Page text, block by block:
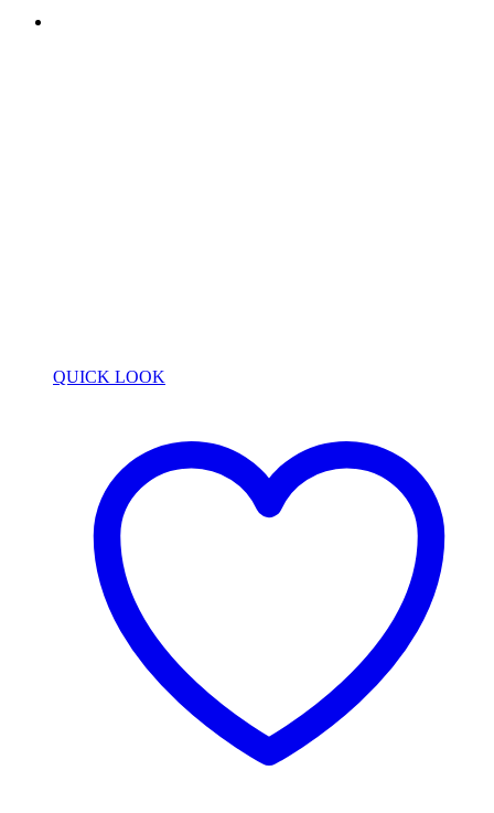
QUICK LOOK